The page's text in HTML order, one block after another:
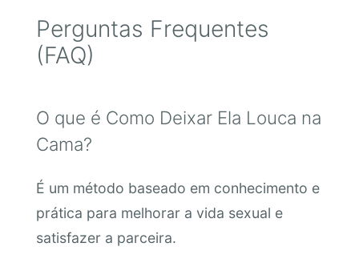
Perguntas Frequentes
(FAQ)
O que é Como Deixar Ela Louca na
Cama?
É um método baseado em conhecimento e
prática para melhorar a vida sexual e
satisfazer a parceira.